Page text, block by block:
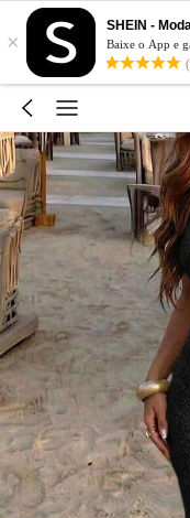
×
SHEIN -
Baixe o App e